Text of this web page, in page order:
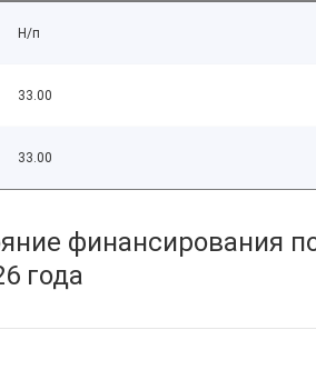
Н/п
33.00
33.00
финансирования
года